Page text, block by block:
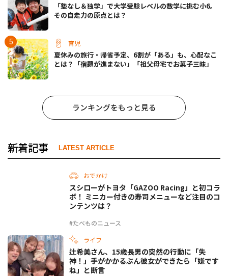
「塾なし＆独学」で大学受験レベルの数学に挑む小6。
その自走力の原点とは？
育児
夏休みの旅行・帰省予定、6割が「ある」も、心配なこ
とは？「宿題が進まない」「祖父母宅でお菓子三昧」
ランキングをもっと見る
新着記事 LATEST ARTICLE
おでかけ
#たべものニュース
スシローがトヨタ「GAZOO Racing」と初コラ
ボ！ ミニカー付きの寿司メニューなど注目のコ
ンテンツは？
ライフ
辻希美さん、15歳長男の突然の行動に「失
神！」手がかかるぶん彼女ができたら「嫌です
ね」と断言